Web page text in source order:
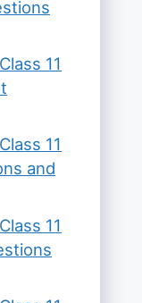
11
11
and
11